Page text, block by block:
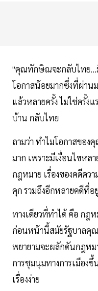
"คุณทักษิณจะกลับไทย...
โอกาสน้อยมากซึ่งที่ผ่า
แล้วหลายครั้ง ไม่ใช่ครั้
บ้าน กลับไทย
ถามว่า ทำไมโอกาสขอ
มาก เพราะมีเงื่อนไขหล
กฎหมาย เรื่องของคดีค
คุก รวมถึงอีกหลายคดีที่อ
ทางเดียวที่ทำได้ คือ กฎ
ก่อนหน้านี้สมัยรัฐบาลคุ
พยายามจะผลักดันกฎห
การชุมนุมทางการเมือง
เรื่องง่าย